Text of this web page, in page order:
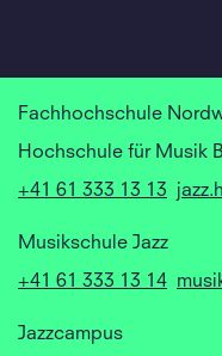
Fachhochschule
Hochschule für Musik
+41 61 333 13 13
Musikschule Jazz
+41 61 333 13 14
Jazzcampus